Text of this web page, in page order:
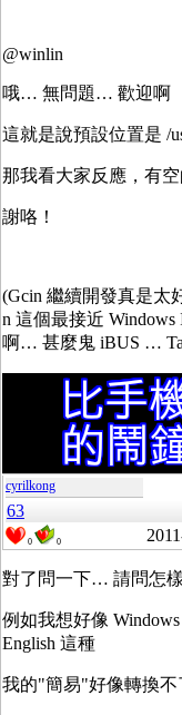
@winlin
哦… 無問題… 歡迎啊
這就是說預設位置是 /
那我看大家反應，有
謝咯！
(Gcin 繼續開發真是太
n 這個最接近
啊… 甚麼鬼 iBUS …
cyrilkong
63
0 0
對了問一下… 請問怎樣
例如我想好像
English 這種
我的"簡易"好像轉換不